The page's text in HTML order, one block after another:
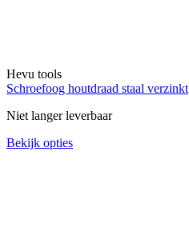
Hevu tools
Schroefoog houtdraad staal verzinkt
Niet langer leverbaar
Bekijk opties